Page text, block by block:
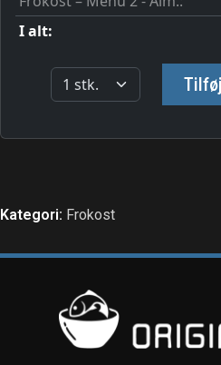
Kategori: Frokost